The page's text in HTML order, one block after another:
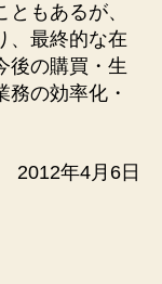
もあるが、
、最終的な在
後の購買・生
の効率化・
2012年4月6日